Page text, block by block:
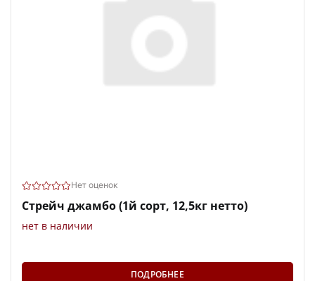
Нет оценок
Стрейч джамбо (1й сорт, 12,5кг нетто)
нет в наличии
ПОДРОБНЕЕ